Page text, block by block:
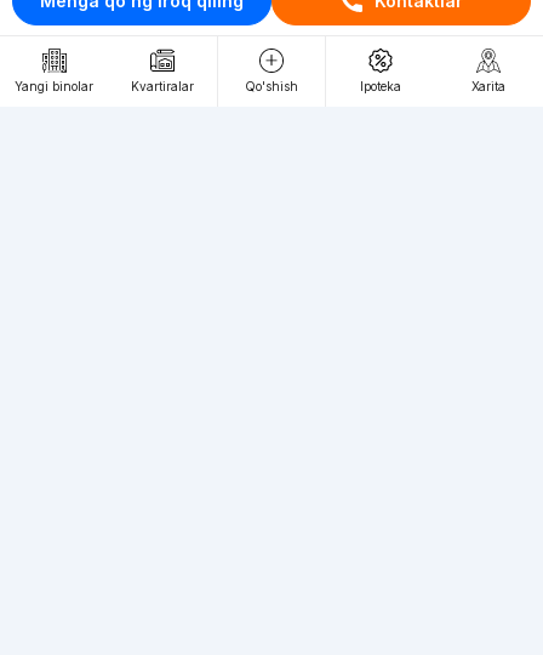
Yangi binolar Kvartiralar Qo'shish Ipoteka Xarita
loyiha haqida
Webnow © loyihasi